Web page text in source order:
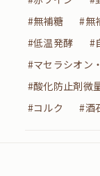
#無補糖
#無
#低温発酵
#
#マセラシオン
#酸化防止剤微
#コルク
#酒